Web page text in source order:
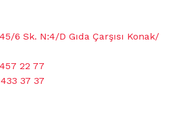
6 Sk. N:4/D Gıda Çarşısı Konak/
22 77
37 37